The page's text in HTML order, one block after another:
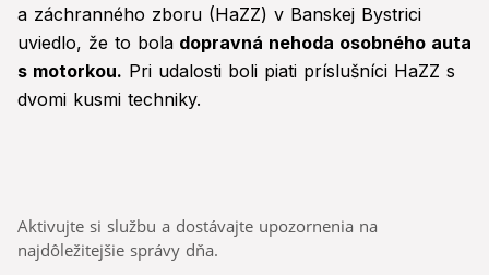
a záchranného zboru (HaZZ) v Banskej Bystrici
uviedlo, že to bola dopravná nehoda osobného auta
s motorkou. Pri udalosti boli piati príslušníci HaZZ s
dvomi kusmi techniky.
Aktivujte si službu a dostávajte upozornenia na
najdôležitejšie správy dňa.